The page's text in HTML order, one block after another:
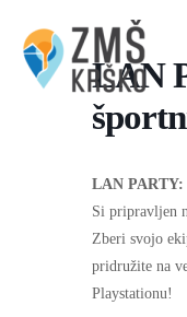
content
LAN
LAN
Si pripravljen
Zberi svojo
pridružite na
Playstationu!